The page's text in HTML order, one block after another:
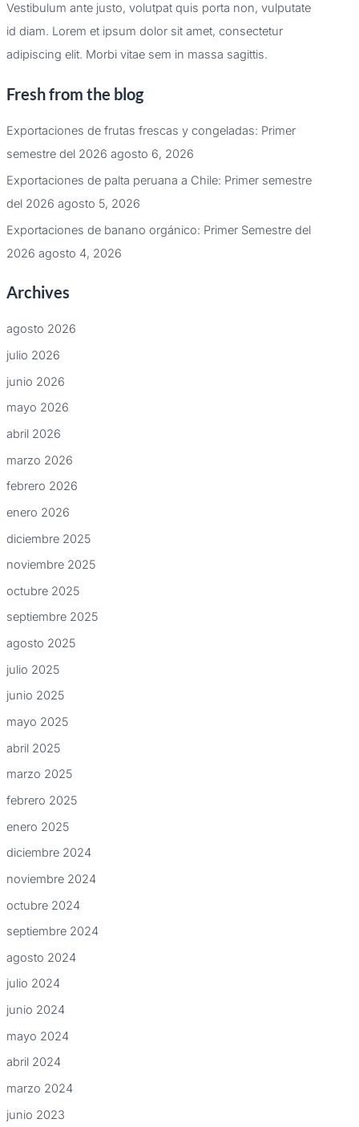
Vestibulum ante justo, volutpat quis porta non, vulputate
id diam. Lorem et ipsum dolor sit amet, consectetur
adipiscing elit. Morbi vitae sem in massa sagittis.
Fresh from the blog
Exportaciones de frutas frescas y congeladas: Primer
semestre del 2026 agosto 6, 2026
Exportaciones de palta peruana a Chile: Primer semestre
del 2026 agosto 5, 2026
Exportaciones de banano orgánico: Primer Semestre del
2026 agosto 4, 2026
Archives
agosto 2026
julio 2026
junio 2026
mayo 2026
abril 2026
marzo 2026
febrero 2026
enero 2026
diciembre 2025
noviembre 2025
octubre 2025
septiembre 2025
agosto 2025
julio 2025
junio 2025
mayo 2025
abril 2025
marzo 2025
febrero 2025
enero 2025
diciembre 2024
noviembre 2024
octubre 2024
septiembre 2024
agosto 2024
julio 2024
junio 2024
mayo 2024
abril 2024
marzo 2024
junio 2023